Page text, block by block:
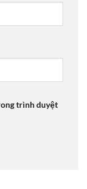
trình duyệt